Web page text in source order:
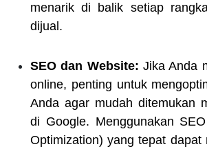
menarik di balik setiap
dijual.
SEO dan Website: Jika Anda
online, penting untuk
Anda agar mudah ditemukan
di Google. Menggunakan
Optimization) yang tepat dapat